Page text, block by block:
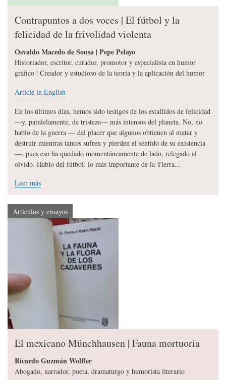
Contrapuntos a dos voces | El fútbol y la
felicidad de la frivolidad violenta
Osvaldo Macedo de Sousa | Pepe Pelayo
Historiador, escritor, curador, promotor y especialista en humor
gráfico | Creador y estudioso de la teoría y la aplicación del humor
Article in English
En los últimos días, hemos sido testigos de los estallidos de felicidad
—y, paralelamente, de tristeza— más intensos del planeta. No, no
hablo de la guerra — del placer que algunos obtienen al matar y
destruir mientras tantos sufren y pierden el sentido de su existencia
—, pues eso ha quedado momentáneamente de lado, relegado al
olvido. Hablo del fútbol: lo más importante de la Tierra...
Leer más
Artículos y ensayos
El mexicano Münchhausen | Fauna mortuoria
Ricardo Guzmán Wolffer
Abogado, narrador, poeta, dramaturgo y humorista literario